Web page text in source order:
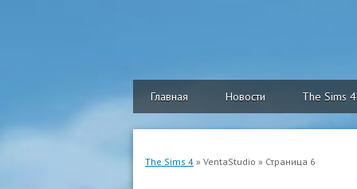
Главная Новости The Sims 4
The Sims 4 » VentaStudio » Страница 6